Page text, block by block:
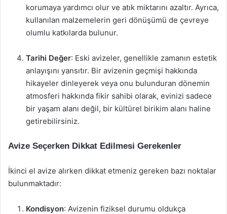
korumaya yardımcı olur ve atık miktarını azaltır. Ayrıca,
kullanılan malzemelerin geri dönüşümü de çevreye
olumlu katkılarda bulunur.
Tarihi Değer: Eski avizeler, genellikle zamanın estetik
anlayışını yansıtır. Bir avizenin geçmişi hakkında
hikayeler dinleyerek veya onu bulunduran dönemin
atmosferi hakkında fikir sahibi olarak, evinizi sadece
bir yaşam alanı değil, bir kültürel birikim alanı haline
getirebilirsiniz.
Avize Seçerken Dikkat Edilmesi Gerekenler
İkinci el avize alırken dikkat etmeniz gereken bazı noktalar
bulunmaktadır:
Kondisyon: Avizenin fiziksel durumu oldukça